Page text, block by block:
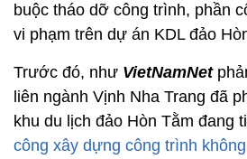
buộc tháo dỡ công trình, phần
vi phạm trên dự án KDL đảo
Trước đó, như VietNamNet
liên ngành Vịnh Nha Trang đã
khu du lịch đảo Hòn Tằm đang
công xây dựng công trình